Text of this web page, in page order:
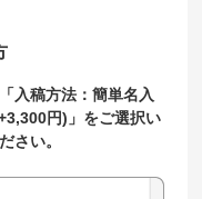
入稿方法：簡単名入
円)」をご選択い
さい。